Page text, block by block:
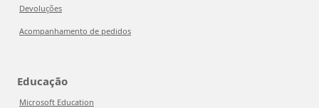
Devoluções
Acompanhamento de pedidos
Educação
Microsoft Education